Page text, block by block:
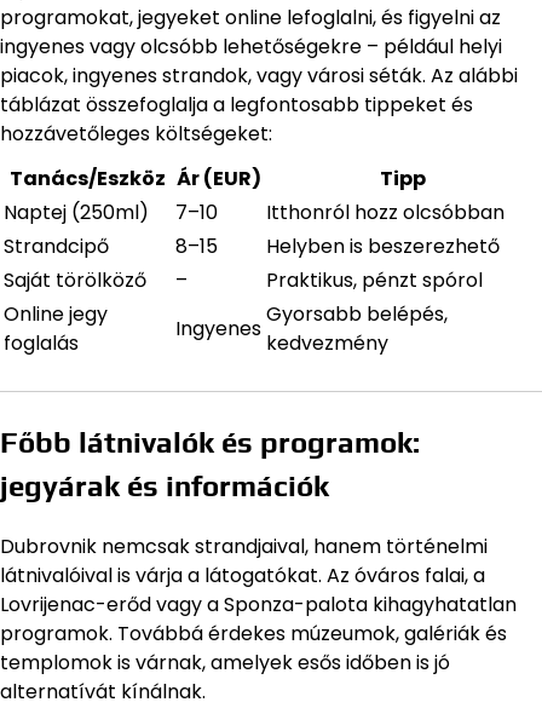
programokat, jegyeket online lefoglalni, és figyelni az
ingyenes vagy olcsóbb lehetőségekre – például helyi
piacok, ingyenes strandok, vagy városi séták. Az alábbi
táblázat összefoglalja a legfontosabb tippeket és
hozzávetőleges költségeket:
Tanács/Eszköz Ár (EUR)
Tipp
Naptej (250ml)
7–10
Itthonról hozz olcsóbban
Strandcipő
8–15
Helyben is beszerezhető
Saját törölköző
–
Praktikus, pénzt spórol
Online jegy
foglalás
Ingyenes
Gyorsabb belépés,
kedvezmény
Főbb látnivalók és programok:
jegyárak és információk
Dubrovnik nemcsak strandjaival, hanem történelmi
látnivalóival is várja a látogatókat. Az óváros falai, a
Lovrijenac-erőd vagy a Sponza-palota kihagyhatatlan
programok. Továbbá érdekes múzeumok, galériák és
templomok is várnak, amelyek esős időben is jó
alternatívát kínálnak.